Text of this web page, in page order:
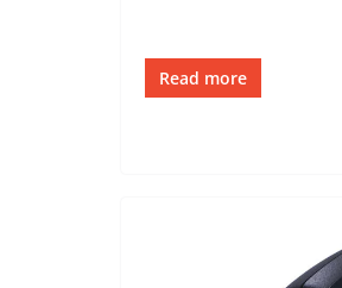
Read more